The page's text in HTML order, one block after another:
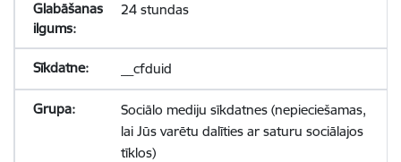
24 stundas
__cfduid
Sociālo mediju sīkdatnes (nepieciešamas,
lai Jūs varētu dalīties ar saturu sociālajos
tīklos)